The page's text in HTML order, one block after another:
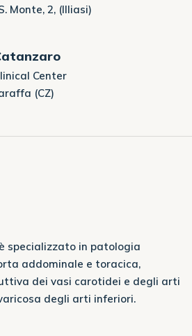
Monte, 2, (Illiasi)
Center
(CZ)
specializzato in patologia
addominale e toracica,
dei vasi carotidei e degli arti
degli arti inferiori.